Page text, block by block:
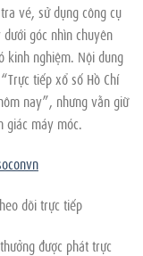
vé, sử dụng công cụ
góc nhìn chuyên
kinh nghiệm. Nội dung
tiếp xổ số Hồ Chí
nay”, nhưng vẫn giữ
giác máy móc.
dõi trực tiếp
được phát trực